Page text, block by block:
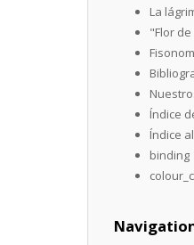
La
"Flor
Índice
Índice
binding